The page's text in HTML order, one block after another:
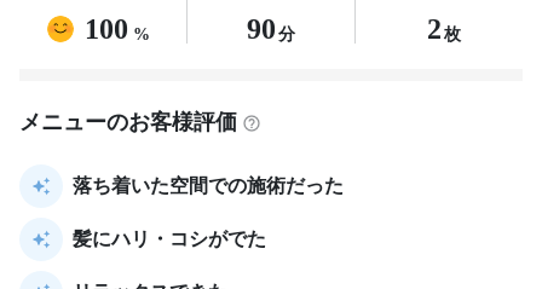
100 % 90 分 2 枚
メニューのお客様評価
落ち着いた空間での施術だった
髪にハリ・コシがでた